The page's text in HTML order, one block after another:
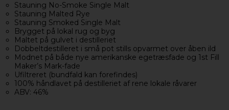
Stauning No-Smoke Single Malt
Stauning Malted Rye
Stauning Smoked Single Malt
Brygget på lokal rug og byg
Maltet på gulvet i destilleriet
Dobbeltdestilleret i små pot stills opvarmet over åben ild
Modnet på både nye amerikanske egetræsfade og 1st Fill
Maker’s Mark-fade
Ufiltreret (bundfald kan forefindes)
100% håndlavet på destilleriet af rene lokale råvarer
ABV: 46%